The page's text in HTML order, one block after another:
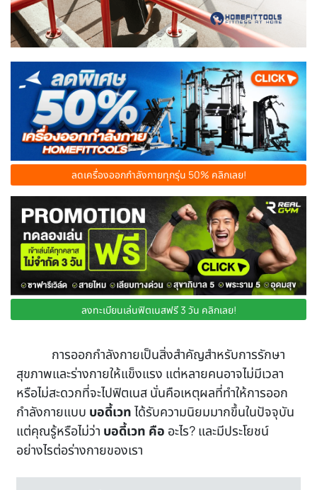
ลดเครื่องออกกำลังกายทุกรุ่น 50% คลิกเลย!
ลงทะเบียนเล่นฟิตเนสฟรี 3 วัน คลิกเลย!
การออกกำลังกายเป็นสิ่งสำคัญสำหรับการรักษา
สุขภาพและร่างกายให้แข็งแรง แต่หลายคนอาจไม่มีเวลา
หรือไม่สะดวกที่จะไปฟิตเนส นั่นคือเหตุผลที่ทำให้การออก
กำลังกายแบบ บอดี้เวท ได้รับความนิยมมากขึ้นในปัจจุบัน
แต่คุณรู้หรือไม่ว่า บอดี้เวท คือ อะไร? และมีประโยชน์
อย่างไรต่อร่างกายของเรา